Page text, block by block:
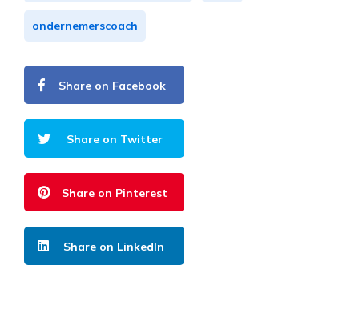
ondernemerscoach
Share on Facebook
Share on Twitter
Share on Pinterest
Share on LinkedIn